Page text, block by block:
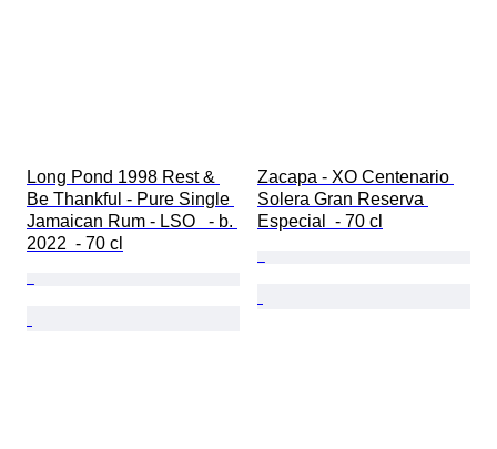
Long Pond 1998 Rest &
Be Thankful - Pure Single
Jamaican Rum - LSO   - b.
2022  - 70 cl
Zacapa - XO Centenario
Solera Gran Reserva
Especial  - 70 cl